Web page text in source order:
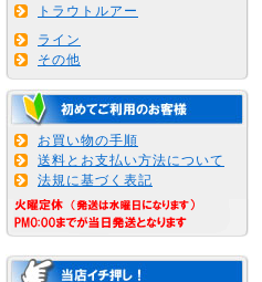
トラウトルアー
ライン
その他
お買い物の手順
送料とお支払い方法について
法規に基づく表記